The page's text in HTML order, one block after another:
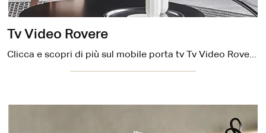
Tv Video Rovere
Clicca e scopri di più sul mobile porta tv Tv Video Rovere di Sangiacomo: realizzato in legno, è il prodotto perfetto per spazi design.